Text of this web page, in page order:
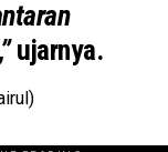
ujarnya.